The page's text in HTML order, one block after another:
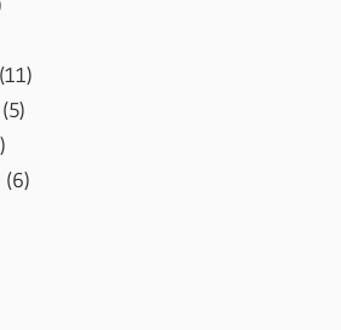
(11)
(5)
(6)